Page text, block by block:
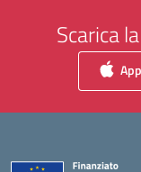
Scarica